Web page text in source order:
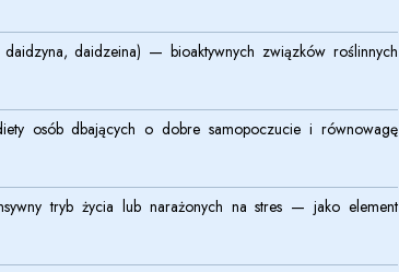
daidzeina) — bioaktywnych związków roślinnych
osób dbających o dobre samopoczucie i równowagę
tryb życia lub narażonych na stres — jako element